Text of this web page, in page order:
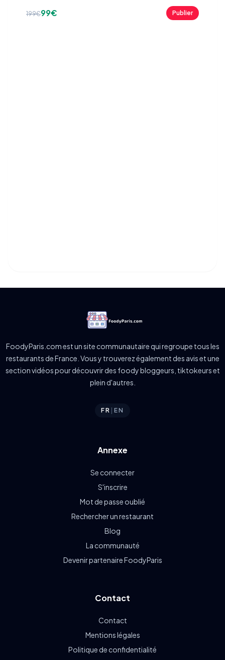
199€99€ Publier
FoodyParis.com est un site communautaire qui regroupe tous les
restaurants de France. Vous y trouverez également des avis et une
section vidéos pour découvrir des foody bloggeurs, tiktokeurs et
plein d'autres.
FR |EN
Annexe
Se connecter
S'inscrire
Mot de passe oublié
Rechercher un restaurant
Blog
La communauté
Devenir partenaire FoodyParis
Contact
Contact
Mentions légales
Politique de confidentialité